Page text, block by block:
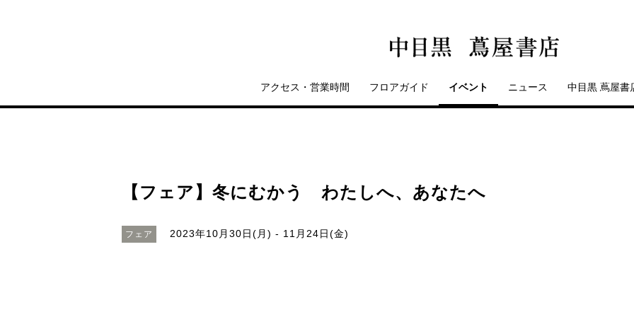
アクセス・営業時間 フロアガイド イベント ニュース 中目黒 蔦屋書
【フェア】冬にむかう わたしへ、あなたへ
フェア 2023年10月30日(月) - 11月24日(金)